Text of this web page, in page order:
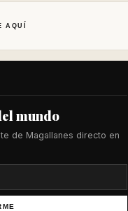
AQUÍ
mundo
de Magallanes directo en